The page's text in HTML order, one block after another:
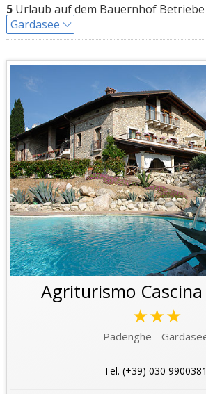
5Urlaub auf dem Bauernhof
Gardasee
Agriturismo Cascina
★★★
Padenghe -
Tel. (+39) 030 9900381